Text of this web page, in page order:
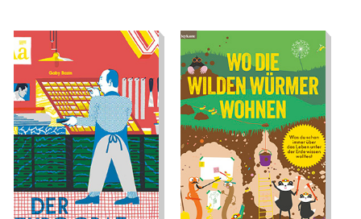
Der Typograph
Wo die wilden
Würmer wohnen